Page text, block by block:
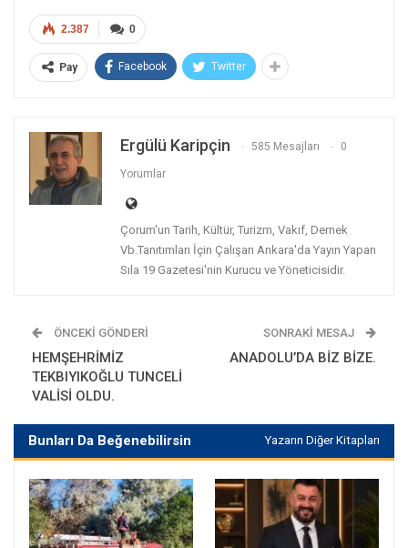
0
2.387
Pay Facebook Twitter
Ergülü Karipçin 585 Mesajları 0
Yorumlar
Çorum'un Tarih, Kültür, Turizm, Vakıf, Dernek
Vb.Tanıtımları İçin Çalışan Ankara'da Yayın Yapan
Sıla 19 Gazetesi'nin Kurucu ve Yöneticisidir.
ÖNCEKI GÖNDERI
HEMŞEHRİMİZ
TEKBIYIKOĞLU TUNCELİ
VALİSİ OLDU.
SONRAKI MESAJ
ANADOLU’DA BİZ BİZE.
Bunları Da Beğenebilirsin Yazarın Diğer Kitapları